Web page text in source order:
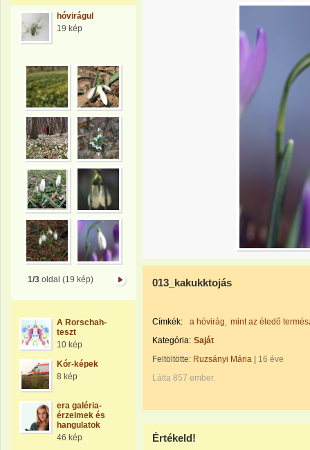
hóvirágul
19 kép
1/3oldal (19 kép)
A Rorschah-
teszt
10 kép
Kór-képek
8 kép
era galéria-
érzelmek és
hangulatok
46 kép
013_kakukktojás
Címkék: a hóvirág
mint az éledő
Kategória: Saját
Feltöltötte: Ruzsányi Mária
16 éve
Látta 857 ember.
Értékeld!